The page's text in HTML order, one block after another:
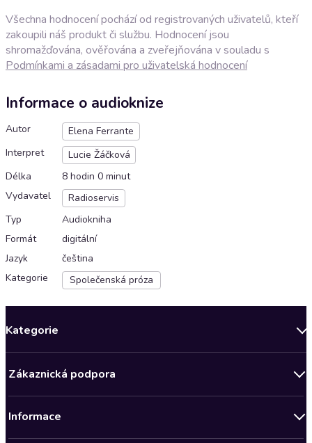
Všechna hodnocení pochází od registrovaných uživatelů, kteří
zakoupili náš produkt či službu. Hodnocení jsou
shromažďována, ověřována a zveřejňována v souladu s
Podmínkami a zásadami pro uživatelská hodnocení
Informace o audioknize
Autor
Elena Ferrante
Interpret
Lucie Žáčková
Délka
8 hodin 0 minut
Vydavatel
Radioservis
Typ
Audiokniha
Formát
digitální
Jazyk
čeština
Kategorie
Společenská próza
Kategorie
Bestsellery měsíce
Zákaznická podpora
Informace